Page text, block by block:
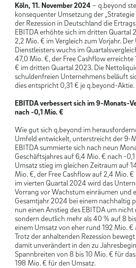
Köln, 11. November 2024 – q.beyond
konsequenter Umsetzung der
der Rezession in Deutschland die
EBITDA erhöhte sich im dritten Quartal
2,2 Mio. € im Vergleich zum Vorjahr. Der
Dienstleisters wuchs im
47,0 Mio. €, der Free Cashflow erreichte
€ im dritten Quartal 2023. Die
schuldenfreien Unternehmens beläuft
dies entspricht 0,31 € je q.beyond-Aktie.
EBITDA verbessert sich im 9-Monats-
nach -0,1 Mio. €
Wie gut sich q.beyond im
Umfeld entwickelt, unterstreicht der 9-
EBITDA summierte sich nach neun
Geschäftsjahres auf 6,4 Mio. € nach -
Umsatz stieg im gleichen Zeitraum auf
Mio. €, der Free Cashflow auf 2,4 Mio. €
im vierten Quartal 2024 wird das
Vorrang vor Wachstum einräumen und
Gesamtjahr 2024 bei einem nachhaltig
nun einen Anstieg des EBITDA um nicht
sondern deutlich mehr als 40 % auf 8
einem Umsatz von eher rund 192 Mio. €
Trotz der anhaltenden Rezession
damit unverändert in den zu
Spannbreiten von 8 bis 10 Mio. € für
198 Mio. € für den Umsatz.